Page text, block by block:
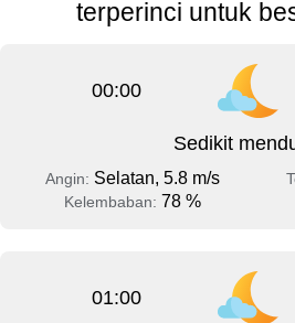
terperinci untuk
00:00
Sedikit
Angin: Selatan, 5.8 m/s
Kelembaban: 78 %
01:00